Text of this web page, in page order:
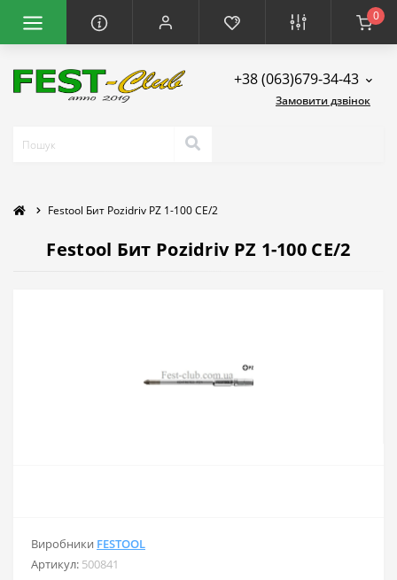
0
+38 (063)679-34-43
Замовити дзвінок
Festool Бит Pozidriv PZ 1-100 CE/2
Festool Бит Pozidriv PZ 1-100 CE/2
Виробники FESTOOL
Артикул: 500841